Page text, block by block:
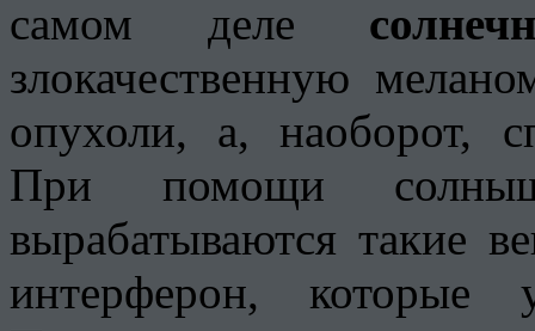
самом деле
злокачественную
опухоли, а, наоборот,
При помощи
вырабатываются такие
интерферон,